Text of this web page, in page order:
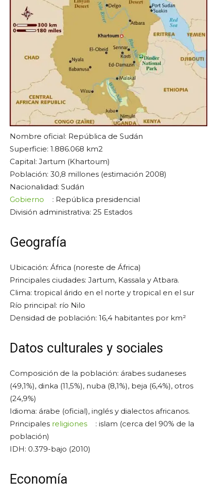
Nombre oficial: República de Sudán
Superficie: 1.886.068 km2
Capital: Jartum (Khartoum)
Población: 30,8 millones (estimación 2008)
Nacionalidad: Sudán
Gobierno
: República presidencial
División administrativa: 25 Estados
Geografía
Ubicación: África (noreste de África)
Principales ciudades: Jartum, Kassala y Atbara.
Clima: tropical árido en el norte y tropical en el sur
Río principal: río Nilo
Densidad de población: 16,4 habitantes por km²
Datos culturales y sociales
Composición de la población: árabes sudaneses
(49,1%), dinka (11,5%), nuba (8,1%), beja (6,4%), otros
(24,9%)
Idioma: árabe (oficial), inglés y dialectos africanos.
Principales religiones
: islam (cerca del 90% de la
población)
IDH: 0.379-bajo (2010)
Economía